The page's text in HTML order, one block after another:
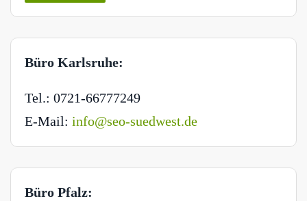
Büro Karlsruhe:
Tel.: 0721-66777249
E-Mail: info@seo-suedwest.de
Büro Pfalz: